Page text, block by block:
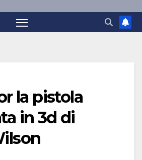
la pistola
in 3d di